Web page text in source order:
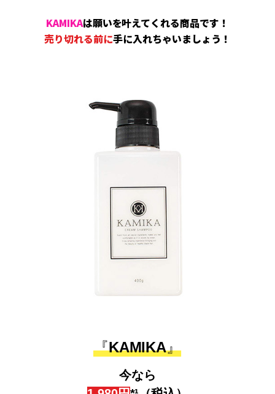
KAMIKAは願いを叶えてくれる商品です！
売り切れる前に手に入れちゃいましょう！
『KAMIKA』
今なら